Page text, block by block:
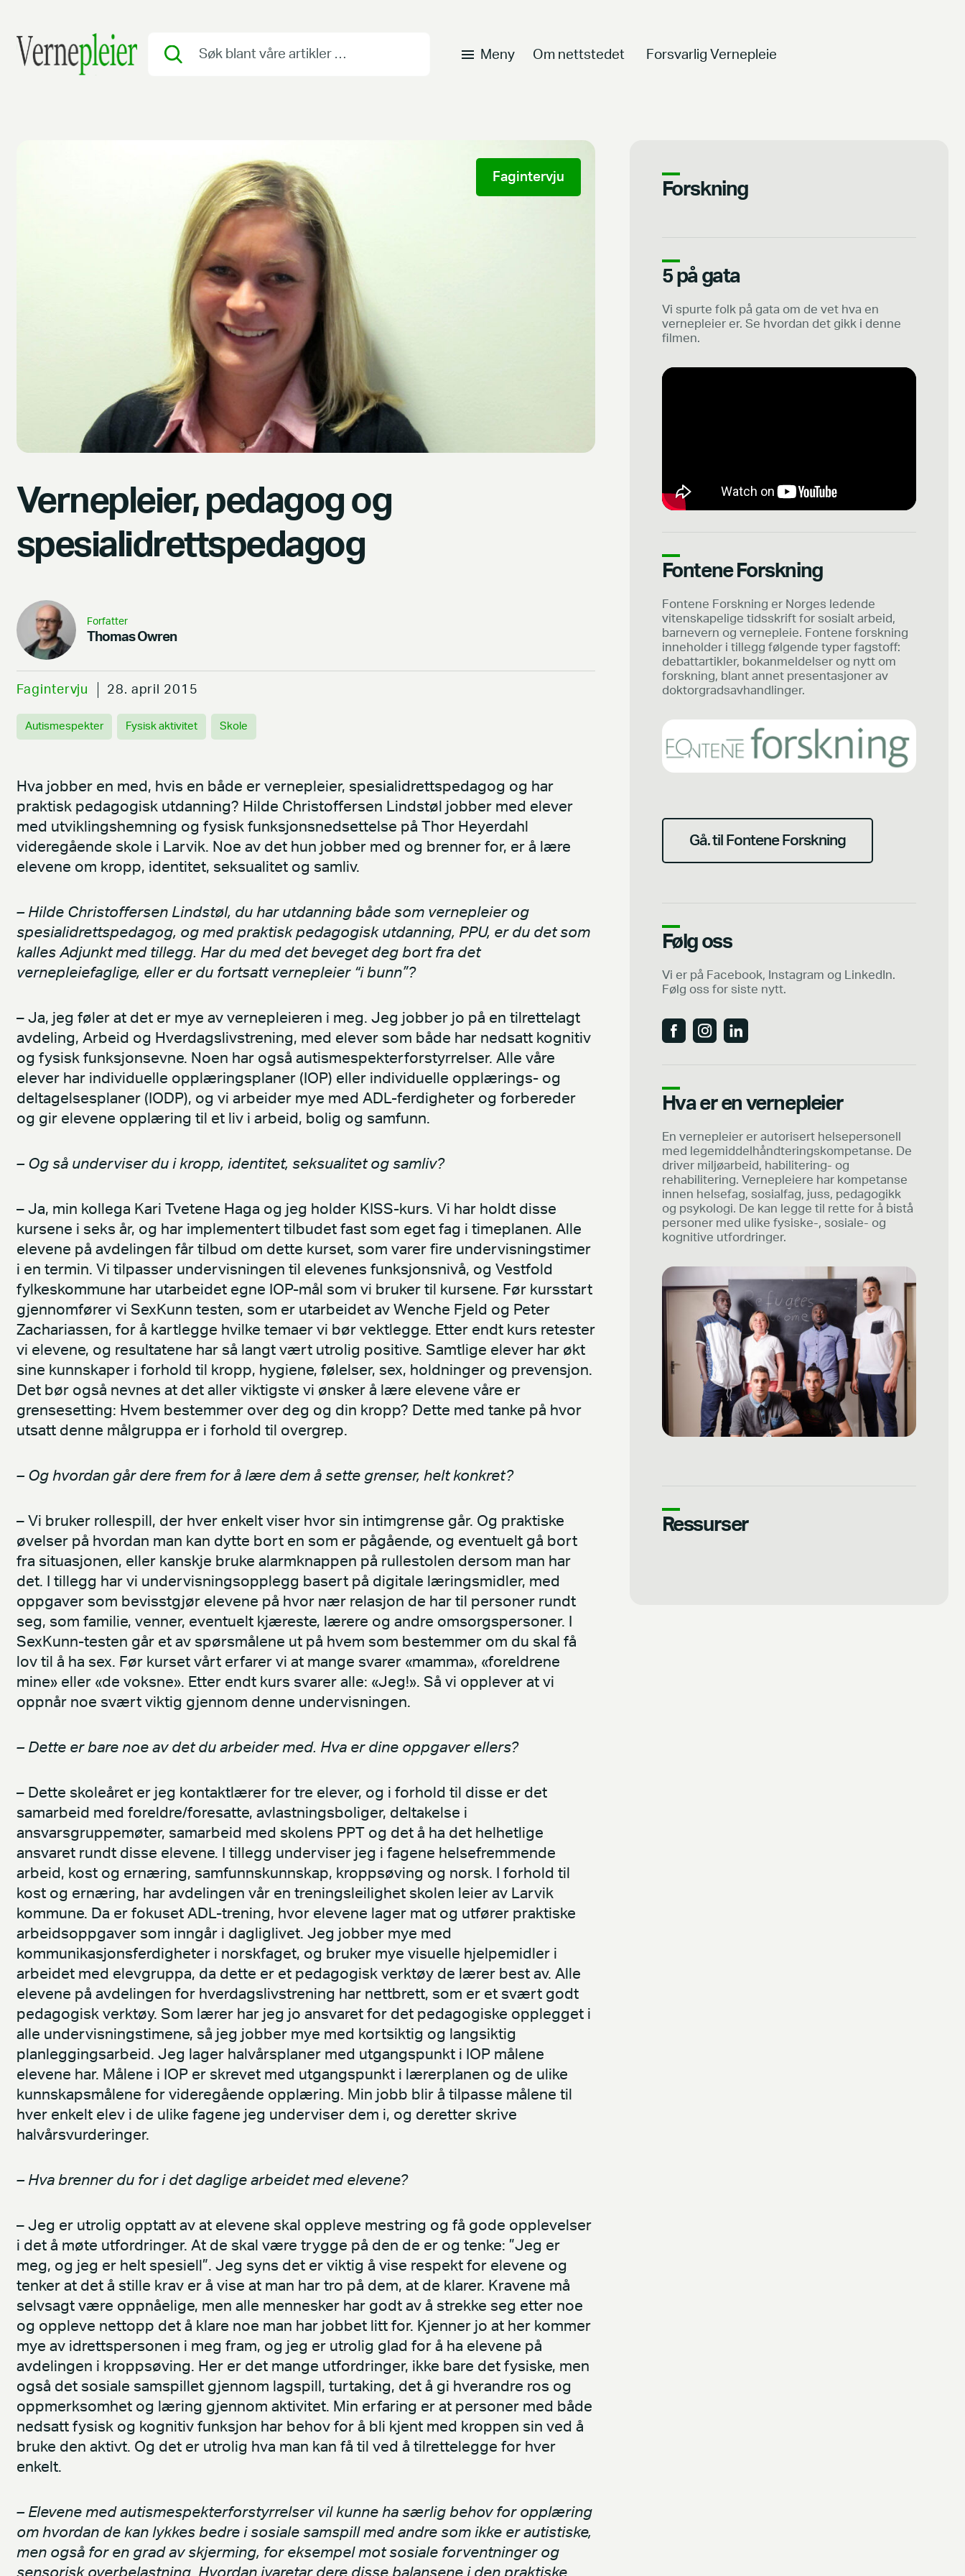
Meny Om nettstedet Forsvarlig Vernepleie
Fagintervju
Vernepleier, pedagog og
spesialidrettspedagog
Forfatter
Thomas Owren
Fagintervju 28. april 2015
Autismespekter Fysisk aktivitet Skole
Hva jobber en med, hvis en både er vernepleier, spesialidrettspedagog og har
praktisk pedagogisk utdanning? Hilde Christoffersen Lindstøl jobber med elever
med utviklingshemning og fysisk funksjonsnedsettelse på Thor Heyerdahl
videregående skole i Larvik. Noe av det hun jobber med og brenner for, er å lære
elevene om kropp, identitet, seksualitet og samliv.
– Hilde Christoffersen Lindstøl, du har utdanning både som vernepleier og
spesialidrettspedagog, og med praktisk pedagogisk utdanning, PPU, er du det som
kalles Adjunkt med tillegg. Har du med det beveget deg bort fra det
vernepleiefaglige, eller er du fortsatt vernepleier “i bunn”?
– Ja, jeg føler at det er mye av vernepleieren i meg. Jeg jobber jo på en tilrettelagt
avdeling, Arbeid og Hverdagslivstrening, med elever som både har nedsatt kognitiv
og fysisk funksjonsevne. Noen har også autismespekterforstyrrelser. Alle våre
elever har individuelle opplæringsplaner (IOP) eller individuelle opplærings- og
deltagelsesplaner (IODP), og vi arbeider mye med ADL-ferdigheter og forbereder
og gir elevene opplæring til et liv i arbeid, bolig og samfunn.
– Og så underviser du i kropp, identitet, seksualitet og samliv?
– Ja, min kollega Kari Tvetene Haga og jeg holder KISS-kurs. Vi har holdt disse
kursene i seks år, og har implementert tilbudet fast som eget fag i timeplanen. Alle
elevene på avdelingen får tilbud om dette kurset, som varer fire undervisningstimer
i en termin. Vi tilpasser undervisningen til elevenes funksjonsnivå, og Vestfold
fylkeskommune har utarbeidet egne IOP-mål som vi bruker til kursene. Før kursstart
gjennomfører vi SexKunn testen, som er utarbeidet av Wenche Fjeld og Peter
Zachariassen, for å kartlegge hvilke temaer vi bør vektlegge. Etter endt kurs retester
vi elevene, og resultatene har så langt vært utrolig positive. Samtlige elever har økt
sine kunnskaper i forhold til kropp, hygiene, følelser, sex, holdninger og prevensjon.
Det bør også nevnes at det aller viktigste vi ønsker å lære elevene våre er
grensesetting: Hvem bestemmer over deg og din kropp? Dette med tanke på hvor
utsatt denne målgruppa er i forhold til overgrep.
– Og hvordan går dere frem for å lære dem å sette grenser, helt konkret?
– Vi bruker rollespill, der hver enkelt viser hvor sin intimgrense går. Og praktiske
øvelser på hvordan man kan dytte bort en som er pågående, og eventuelt gå bort
fra situasjonen, eller kanskje bruke alarmknappen på rullestolen dersom man har
det. I tillegg har vi undervisningsopplegg basert på digitale læringsmidler, med
oppgaver som bevisstgjør elevene på hvor nær relasjon de har til personer rundt
seg, som familie, venner, eventuelt kjæreste, lærere og andre omsorgspersoner. I
SexKunn-testen går et av spørsmålene ut på hvem som bestemmer om du skal få
lov til å ha sex. Før kurset vårt erfarer vi at mange svarer «mamma», «foreldrene
mine» eller «de voksne». Etter endt kurs svarer alle: «Jeg!». Så vi opplever at vi
oppnår noe svært viktig gjennom denne undervisningen.
– Dette er bare noe av det du arbeider med. Hva er dine oppgaver ellers?
– Dette skoleåret er jeg kontaktlærer for tre elever, og i forhold til disse er det
samarbeid med foreldre/foresatte, avlastningsboliger, deltakelse i
ansvarsgruppemøter, samarbeid med skolens PPT og det å ha det helhetlige
ansvaret rundt disse elevene. I tillegg underviser jeg i fagene helsefremmende
arbeid, kost og ernæring, samfunnskunnskap, kroppsøving og norsk. I forhold til
kost og ernæring, har avdelingen vår en treningsleilighet skolen leier av Larvik
kommune. Da er fokuset ADL-trening, hvor elevene lager mat og utfører praktiske
arbeidsoppgaver som inngår i dagliglivet. Jeg jobber mye med
kommunikasjonsferdigheter i norskfaget, og bruker mye visuelle hjelpemidler i
arbeidet med elevgruppa, da dette er et pedagogisk verktøy de lærer best av. Alle
elevene på avdelingen for hverdagslivstrening har nettbrett, som er et svært godt
pedagogisk verktøy. Som lærer har jeg jo ansvaret for det pedagogiske opplegget i
alle undervisningstimene, så jeg jobber mye med kortsiktig og langsiktig
planleggingsarbeid. Jeg lager halvårsplaner med utgangspunkt i IOP målene
elevene har. Målene i IOP er skrevet med utgangspunkt i lærerplanen og de ulike
kunnskapsmålene for videregående opplæring. Min jobb blir å tilpasse målene til
hver enkelt elev i de ulike fagene jeg underviser dem i, og deretter skrive
halvårsvurderinger.
– Hva brenner du for i det daglige arbeidet med elevene?
– Jeg er utrolig opptatt av at elevene skal oppleve mestring og få gode opplevelser
i det å møte utfordringer. At de skal være trygge på den de er og tenke: ”Jeg er
meg, og jeg er helt spesiell”. Jeg syns det er viktig å vise respekt for elevene og
tenker at det å stille krav er å vise at man har tro på dem, at de klarer. Kravene må
selvsagt være oppnåelige, men alle mennesker har godt av å strekke seg etter noe
og oppleve nettopp det å klare noe man har jobbet litt for. Kjenner jo at her kommer
mye av idrettspersonen i meg fram, og jeg er utrolig glad for å ha elevene på
avdelingen i kroppsøving. Her er det mange utfordringer, ikke bare det fysiske, men
også det sosiale samspillet gjennom lagspill, turtaking, det å gi hverandre ros og
oppmerksomhet og læring gjennom aktivitet. Min erfaring er at personer med både
nedsatt fysisk og kognitiv funksjon har behov for å bli kjent med kroppen sin ved å
bruke den aktivt. Og det er utrolig hva man kan få til ved å tilrettelegge for hver
enkelt.
– Elevene med autismespekterforstyrrelser vil kunne ha særlig behov for opplæring
om hvordan de kan lykkes bedre i sosiale samspill med andre som ikke er autistiske,
men også for en grad av skjerming, for eksempel mot sosiale forventninger og
sensorisk overbelastning. Hvordan ivaretar dere disse balansene i den praktiske
Forskning
5 på gata
Vi spurte folk på gata om de vet hva en
vernepleier er. Se hvordan det gikk i denne
filmen.
Fontene Forskning
Fontene Forskning er Norges ledende
vitenskapelige tidsskrift for sosialt arbeid,
barnevern og vernepleie. Fontene forskning
inneholder i tillegg følgende typer fagstoff:
debattartikler, bokanmeldelser og nytt om
forskning, blant annet presentasjoner av
doktorgradsavhandlinger.
Gå. til Fontene Forskning
Følg oss
Vi er på Facebook, Instagram og LinkedIn.
Følg oss for siste nytt.
Hva er en vernepleier
En vernepleier er autorisert helsepersonell
med legemiddelhåndteringskompetanse. De
driver miljøarbeid, habilitering- og
rehabilitering. Vernepleiere har kompetanse
innen helsefag, sosialfag, juss, pedagogikk
og psykologi. De kan legge til rette for å bistå
personer med ulike fysiske-, sosiale- og
kognitive utfordringer.
Ressurser